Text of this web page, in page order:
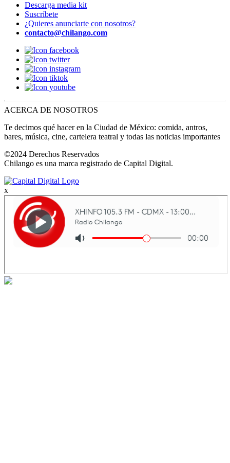
Descarga media kit
Suscríbete
¿Quieres anunciarte con nosotros?
contacto@chilango.com
ACERCA DE NOSOTROS
Te decimos qué hacer en la Ciudad de México: comida, antros,
bares, música, cine, cartelera teatral y todas las noticias importantes
©2024 Derechos Reservados
Chilango es una marca registrado de Capital Digital.
x